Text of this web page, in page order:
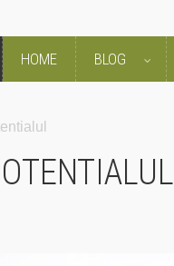
HOME BLOG